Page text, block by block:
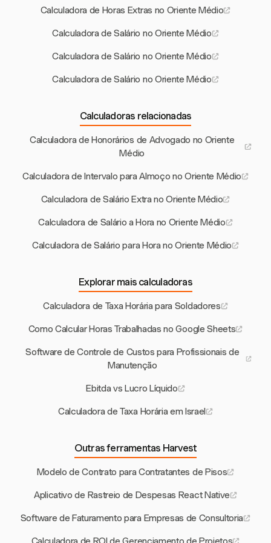
Calculadora de Horas Extras no Oriente Médio
Calculadora de Salário no Oriente Médio
Calculadora de Salário no Oriente Médio
Calculadora de Salário no Oriente Médio
Calculadoras relacionadas
Calculadora de Honorários de Advogado no Oriente
Médio
Calculadora de Intervalo para Almoço no Oriente Médio
Calculadora de Salário Extra no Oriente Médio
Calculadora de Salário a Hora no Oriente Médio
Calculadora de Salário para Hora no Oriente Médio
Explorar mais calculadoras
Calculadora de Taxa Horária para Soldadores
Como Calcular Horas Trabalhadas no Google Sheets
Software de Controle de Custos para Profissionais de
Manutenção
Ebitda vs Lucro Líquido
Calculadora de Taxa Horária em Israel
Outras ferramentas Harvest
Modelo de Contrato para Contratantes de Pisos
Aplicativo de Rastreio de Despesas React Native
Software de Faturamento para Empresas de Consultoria